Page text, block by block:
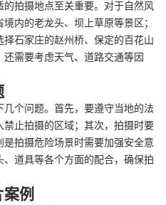
拍摄地点至关重要。对于自然风
内的老龙头、坝上草原等景区；
石家庄的赵州桥、保定的百花山
需要考虑天气、道路交通等因
个问题。首先，要遵守当地的法
止拍摄的区域；其次，拍摄时要
拍摄危险场景时需要加强安全意
道具等各个方面的配合，确保拍
例